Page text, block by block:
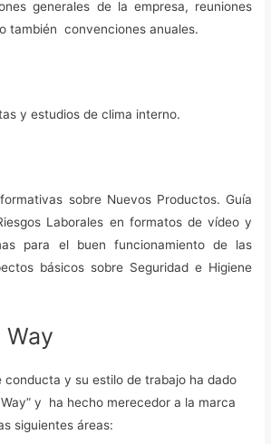
generales de la empresa, reuniones
también convenciones anuales.
y estudios de clima interno.
sobre Nuevos Productos. Guía
Laborales en formatos de vídeo y
para el buen funcionamiento de las
básicos sobre Seguridad e Higiene
Way
y su estilo de trabajo ha dado
y ha hecho merecedor a la marca
siguientes áreas: